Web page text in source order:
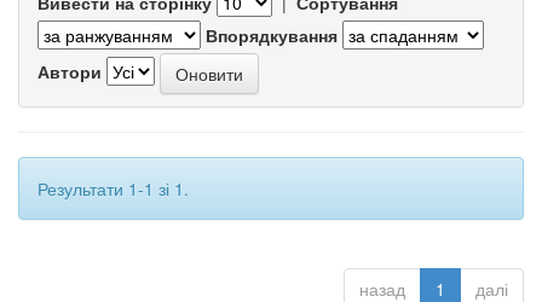
Впорядкування
Автори
Результати 1-1 зі 1.
назад 1 далі